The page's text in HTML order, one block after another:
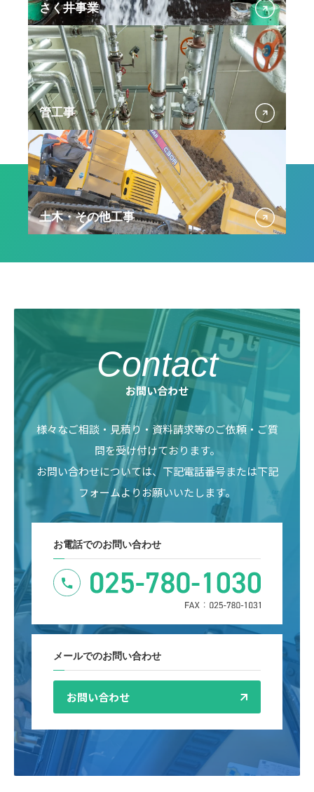
さく井事業
管工事
土木・その他工事
Contact
お問い合わせ
様々なご相談・見積り・資料請求等のご依頼・ご質
問を受け付けております。
お問い合わせについては、下記電話番号または下記
フォームよりお願いいたします。
お電話でのお問い合わせ
メールでのお問い合わせ
お問い合わせ